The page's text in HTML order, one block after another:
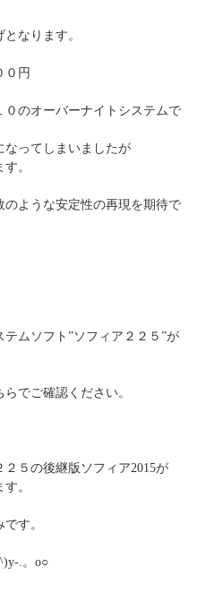
なります。
円
のオーバーナイトシステムで
なってしまいましたが
。
ような安定性の再現を期待で
ムソフト”ソフィア２２５”が
でご確認ください。
５の後継版ソフィア2015が
。
す。
.。o○